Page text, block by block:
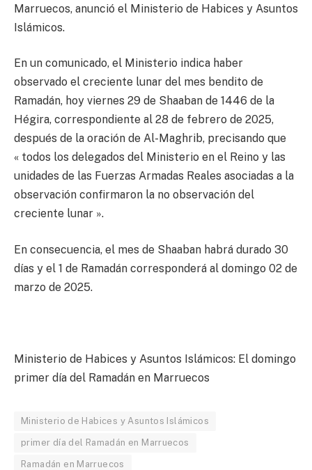
Marruecos, anunció el Ministerio de Habices y Asuntos
Islámicos.
En un comunicado, el Ministerio indica haber
observado el creciente lunar del mes bendito de
Ramadán, hoy viernes 29 de Shaaban de 1446 de la
Hégira, correspondiente al 28 de febrero de 2025,
después de la oración de Al-Maghrib, precisando que
« todos los delegados del Ministerio en el Reino y las
unidades de las Fuerzas Armadas Reales asociadas a la
observación confirmaron la no observación del
creciente lunar ».
En consecuencia, el mes de Shaaban habrá durado 30
días y el 1 de Ramadán corresponderá al domingo 02 de
marzo de 2025.
Ministerio de Habices y Asuntos Islámicos: El domingo
primer día del Ramadán en Marruecos
Ministerio de Habices y Asuntos Islámicos
primer día del Ramadán en Marruecos
Ramadán en Marruecos